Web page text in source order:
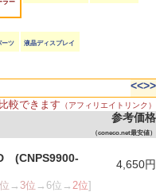
ラー
ーツ 液晶ディスプレイ
<<>>
較できます （アフィリエイトリンク）
参考価格
（coneco.net最安値）
(CNPS9900-
→ 3位 →6位→2位]
4,650円